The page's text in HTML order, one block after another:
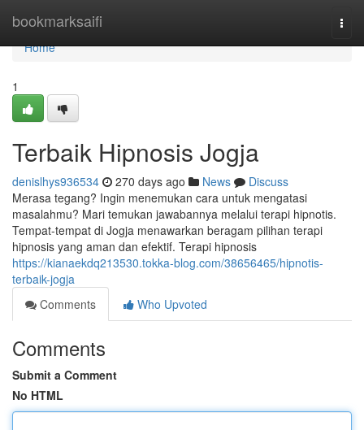
bookmarksaifi
Home
Home
1
Terbaik Hipnosis Jogja
denislhys936534 270 days ago News
Discuss
Merasa tegang? Ingin menemukan cara untuk mengatasi
masalahmu? Mari temukan jawabannya melalui terapi hipnotis.
Tempat-tempat di Jogja menawarkan beragam pilihan terapi
hipnosis yang aman dan efektif. Terapi hipnosis
https://kianaekdq213530.tokka-blog.com/38656465/hipnotis-
terbaik-jogja
Comments
Who Upvoted
Comments
Submit a Comment
No HTML